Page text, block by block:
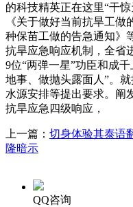
的科技精英正在这里“干
《关于做好当前抗旱工
种保苗工做的告急通知》
抗旱应急响应机制，全省
9位“两弹一星”功臣和成
地事、做抛头露面人”。
水源安排等提出要求。阐
抗旱应急四级响应，
上一篇： 切身体验其泰语
隆暗示
QQ咨询